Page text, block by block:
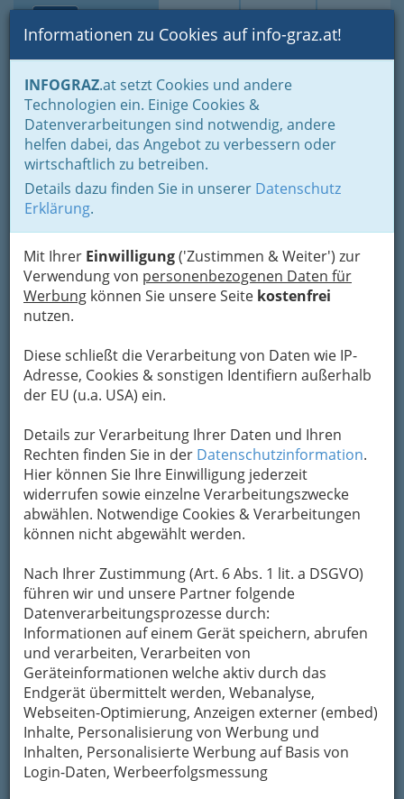
Suche Login Toggle
Informationen zu Cookies auf info-graz.at!
INFOGRAZ.at setzt Cookies und andere
Technologien ein. Einige Cookies &
Datenverarbeitungen sind notwendig, andere
helfen dabei, das Angebot zu verbessern oder
wirtschaftlich zu betreiben.
Details dazu finden Sie in unserer Datenschutz
Erklärung.
Mit Ihrer Einwilligung('Zustimmen & Weiter') zur
Verwendung von personenbezogenen Daten für
Werbung können Sie unsere Seite kostenfrei
nutzen.
Diese schließt die Verarbeitung von Daten wie IP-
Adresse, Cookies & sonstigen Identifiern außerhalb
der EU (u.a. USA) ein.
Details zur Verarbeitung Ihrer Daten und Ihren
Rechten finden Sie in der Datenschutzinformation.
Hier können Sie Ihre Einwilligung jederzeit
widerrufen sowie einzelne Verarbeitungszwecke
abwählen. Notwendige Cookies & Verarbeitungen
können nicht abgewählt werden.
Nach Ihrer Zustimmung (Art. 6 Abs. 1 lit. a DSGVO)
führen wir und unsere Partner folgende
Datenverarbeitungsprozesse durch:
Informationen auf einem Gerät speichern, abrufen
und verarbeiten, Verarbeiten von
Geräteinformationen welche aktiv durch das
Endgerät übermittelt werden, Webanalyse,
Webseiten-Optimierung, Anzeigen externer (embed)
Inhalte, Personalisierung von Werbung und
Inhalten, Personalisierte Werbung auf Basis von
Login-Daten, Werbeerfolgsmessung
Home Branchen
Gastronomie - regional und international
Buschenschenken - Buschenschänken
Buschenschänke nach Orten
Bad Radkersburg
Bad Radkersburg
Bezirksauswahl
Alle Bezirke
Alte Winzerstub´n
Radkersburg
+43 3476 2980
+43 664 161 4172
Kategorien
2
Thomas Eberhart Buschenschank
Pichla 16, 8355 Tieschen
+43 664 942 24 35
E-Mail
Karte & Routenplaner
Eintrag ändern
Kategorien
Buschenschank und Weinbau
Gölles
Kirchenegg 44 a, 8361 Hatzendorf
+43 3155 3823